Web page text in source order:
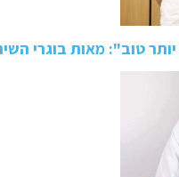
טוב": מאות בוגרי